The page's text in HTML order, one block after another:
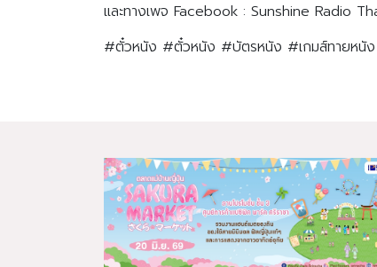
และทางเพจ Facebook : Sunshine Radio
#ตั๋วหนัง #ตั๋วหนัง #บัตรหนัง #เกมส์ทายหนั